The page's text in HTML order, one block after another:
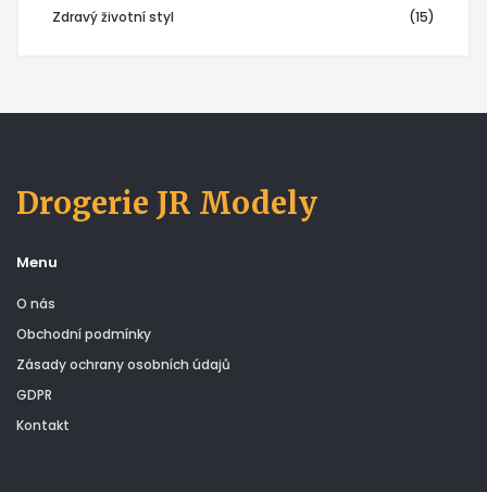
Zdravý životní styl (15)
Drogerie JR Modely
Menu
O nás
Obchodní podmínky
Zásady ochrany osobních údajů
GDPR
Kontakt